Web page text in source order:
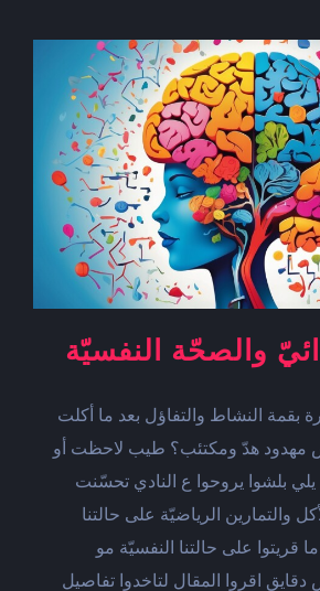
مغلقة
والصحّة النفسيّة
النشاط والتفاؤل بعد ما أكلت
مهدود هدّ ومكتئب؟ طيب لاحظت أو
بلشوا يروحوا ع النادي تحسّنت
والتمارين الرياضيّة على حالتنا
قريتوا على حالتنا النفسيّة مو
اقروا المقال لتاخدوا تفاصيل